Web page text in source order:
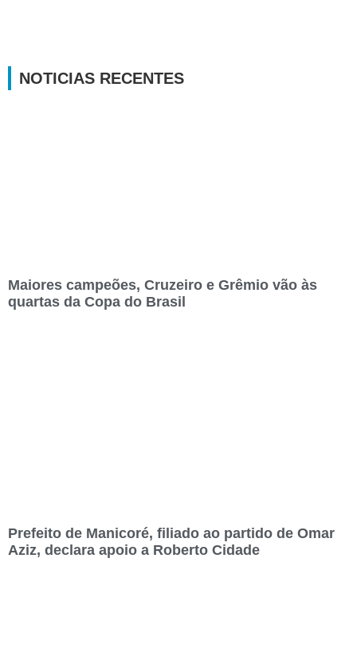
NOTICIAS RECENTES
Maiores campeões, Cruzeiro e Grêmio vão às
quartas da Copa do Brasil
Prefeito de Manicoré, filiado ao partido de Omar
Aziz, declara apoio a Roberto Cidade